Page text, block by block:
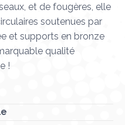
et de fougères, elle
soutenues par
et supports en bronze
qualité
!